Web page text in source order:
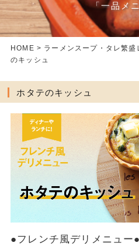
「一品メ
HOME > ラーメンスープ・タレ繁盛
のキッシュ
ホタテのキッシュ
●フレンチ風デリメニュー●